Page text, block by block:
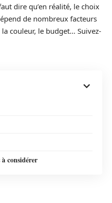
dire qu’en réalité, le choix
de nombreux facteurs
la couleur, le budget… Suivez-
considérer